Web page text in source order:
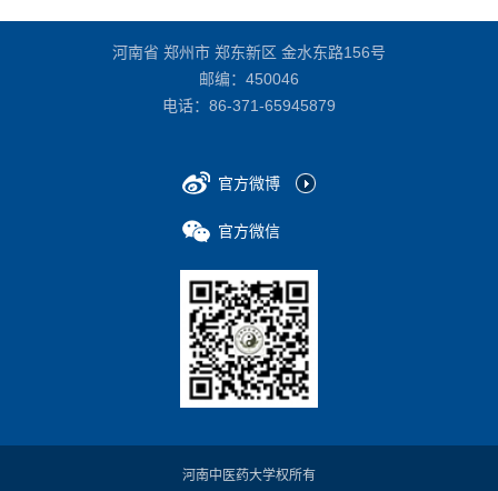
河南省 郑州市 郑东新区 金水东路156号
邮编：450046
电话： 86-371-65945879
官方微博
官方微信
河南中医药大学权所有